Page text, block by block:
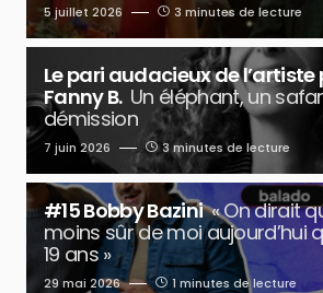
5 juillet 2026 3 minutes de lecture
Le pari audacieux de
Fanny B. Un éléphant, un
démission
7 juin 2026 3 minutes de lecture
#15 Bobby Bazini « On dirait
moins sûr de moi aujourd’hui
19 ans »
29 mai 2026 1 minutes de lecture